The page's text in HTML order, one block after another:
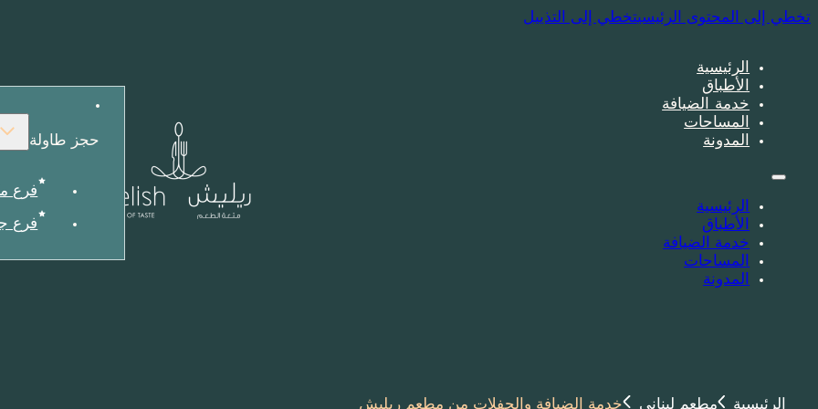
تخطي إلى المحتوى الرئيسيتخطي إلى التذييل
الرئيسية
اﻷطباق
خدمة الضيافة
المساحات
المدونة
الرئيسية
اﻷطباق
خدمة الضيافة
المساحات
المدونة
حجز طاولة
فرع
فرع
الرئيسية مطعم لبناني
خدمة الضيافة والحفلات من مطعم ريليش